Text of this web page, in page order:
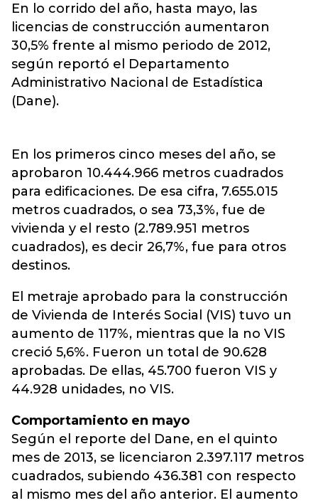
En lo corrido del año, hasta mayo, las
licencias de construcción aumentaron
30,5% frente al mismo periodo de 2012,
según reportó el Departamento
Administrativo Nacional de Estadística
(Dane).
En los primeros cinco meses del año, se
aprobaron 10.444.966 metros cuadrados
para edificaciones. De esa cifra, 7.655.015
metros cuadrados, o sea 73,3%, fue de
vivienda y el resto (2.789.951 metros
cuadrados), es decir 26,7%, fue para otros
destinos.
El metraje aprobado para la construcción
de Vivienda de Interés Social (VIS) tuvo un
aumento de 117%, mientras que la no VIS
creció 5,6%. Fueron un total de 90.628
aprobadas. De ellas, 45.700 fueron VIS y
44.928 unidades, no VIS.
Comportamiento en mayo
Según el reporte del Dane, en el quinto
mes de 2013, se licenciaron 2.397.117 metros
cuadrados, subiendo 436.381 con respecto
al mismo mes del año anterior. El aumento